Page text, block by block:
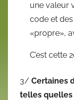
une valeur
code et
«propre»,
C’est cette
3/ Certaines
telles quelles